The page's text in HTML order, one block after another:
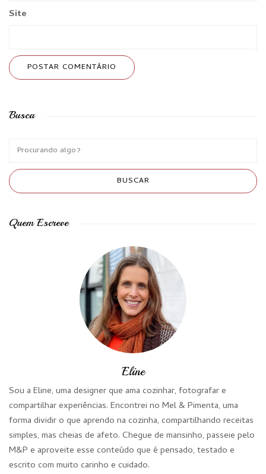
Site
Busca
Quem Escreve
Eline
Sou a Eline, uma designer que ama cozinhar, fotografar e
compartilhar experiências. Encontrei no Mel & Pimenta, uma
forma dividir o que aprendo na cozinha, compartilhando receitas
simples, mas cheias de afeto. Chegue de mansinho, passeie pelo
M&P e aproveite esse conteúdo que é pensado, testado e
escrito com muito carinho e cuidado.